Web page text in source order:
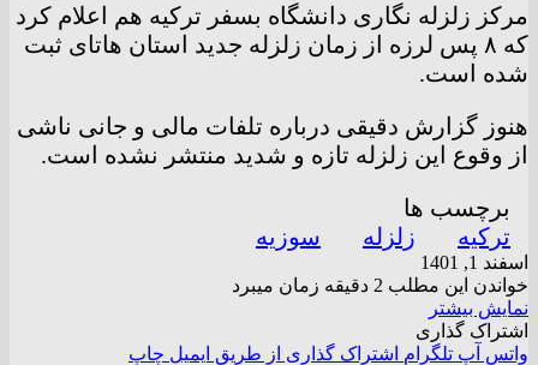
مرکز زلزله نگاری دانشگاه بسفر ترکیه هم اعلام کرد
که ۸ پس لرزه از زمان زلزله جدید استان هاتای ثبت
شده است.
هنوز گزارش دقیقی درباره تلفات مالی و جانی ناشی
از وقوع این زلزله تازه و شدید منتشر نشده است.
برچسب ها
ترکیه
زلزله سوزیه
اسفند 1, 1401
خواندن این مطلب 2 دقیقه زمان میبرد
نمایش بیشتر
اشتراک گذاری
واتس آپ تلگرام اشتراک گذاری از طریق ایمیل چاپ